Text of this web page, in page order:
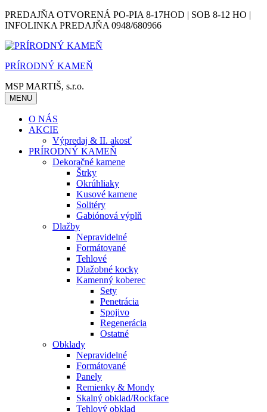
Skip
to
PREDAJŇA OTVORENÁ PO-PIA 8-17HOD | SOB 8-12 HO |
INFOLINKA PREDAJŇA 0948/680966
PRÍRODNÝ KAMEŇ
MSP MARTIŠ, s.r.o.
MENU
O NÁS
AKCIE
Výpredaj & II. akosť
PRÍRODNÝ KAMEŇ
Dekoračné kamene
Štrky
Okrúhliaky
Kusové kamene
Solitéry
Gabiónová výplň
Dlažby
Nepravidelné
Formátované
Tehlové
Dlažobné kocky
Kamenný koberec
Sety
Penetrácia
Spojivo
Regenerácia
Ostatné
Obklady
Nepravidelné
Formátované
Panely
Remienky & Mondy
Skalný obklad/Rockface
Tehlový obklad